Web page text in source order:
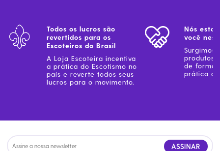
Todos os lucros são
revertidos para os
Escoteiros do Brasil
A Loja Escoteira incentiva
a prática do Escotismo no
país e reverte todos seus
lucros para o movimento.
Nós
você
Surgimos
produtos
de forma
prática
ASSINAR